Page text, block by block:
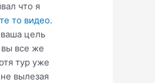
что я
то видео.
цель
все же
тур уже
вылезая